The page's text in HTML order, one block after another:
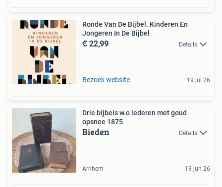
Ronde Van De Bijbel. Kinderen En
Jongeren In De Bijbel
€ 22,99 Details
Bezoek website 19 jul 26
Drie bijbels w.o lederen met goud
opsnee 1875
Bieden Details
Arnhem 13 jun 26